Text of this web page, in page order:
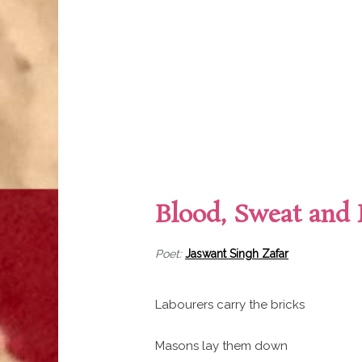
Blood, Sweat and
Poet:Jaswant Singh Zafar
Labourers carry the bricks
Masons lay them down